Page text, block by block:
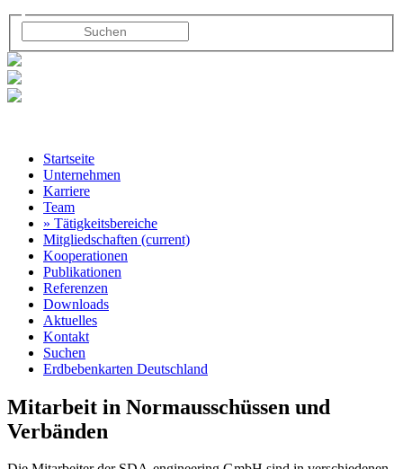
Startseite
Unternehmen
Karriere
Team
» Tätigkeitsbereiche
Mitgliedschaften (current)
Kooperationen
Publikationen
Referenzen
Downloads
Aktuelles
Kontakt
Suchen
Erdbebenkarten Deutschland
Mitarbeit in Normausschüssen und
Verbänden